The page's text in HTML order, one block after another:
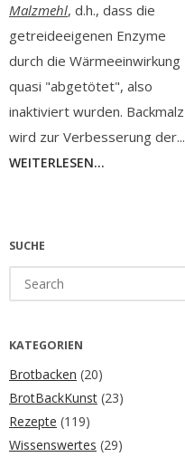
Malzmehl, d.h., dass die
getreideeigenen Enzyme
durch die Wärmeeinwirkung
quasi "abgetötet", also
inaktiviert wurden. Backmalz
wird zur Verbesserung der...
WEITERLESEN...
SUCHE
for:
KATEGORIEN
Brotbacken (20)
BrotBackKunst (23)
Rezepte (119)
Wissenswertes (29)